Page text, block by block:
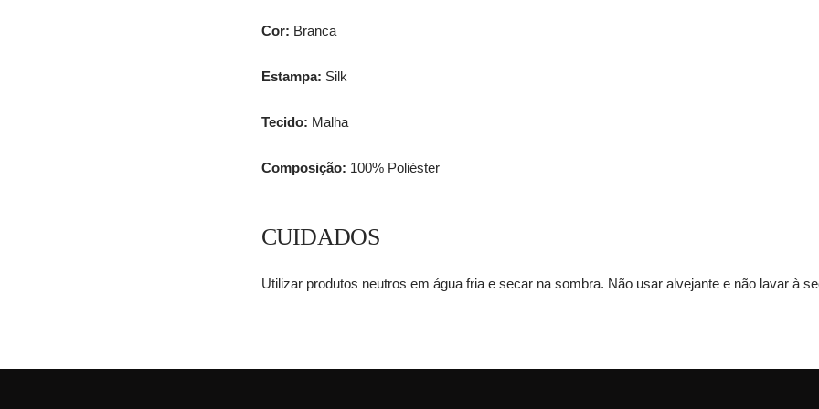
Cor: Branca
Estampa: Silk
Tecido: Malha
Composição: 100% Poliéster
CUIDADOS
Utilizar produtos neutros em água fria e secar na sombra. Não usar alvejante e não lavar à